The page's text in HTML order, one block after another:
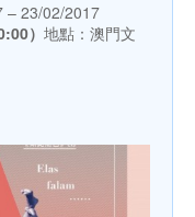
– 23/02/2017
） 地點：澳門文